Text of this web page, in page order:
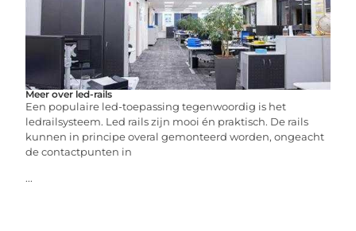
Meer over led-rails
Een populaire led-toepassing tegenwoordig is het
ledrailsysteem. Led rails zijn mooi én praktisch. De rails
kunnen in principe overal gemonteerd worden, ongeacht
de contactpunten in
...